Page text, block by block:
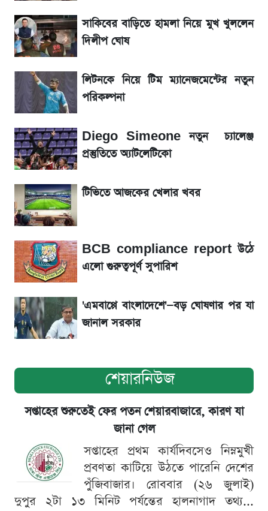
আগামীকালই স্পষ্ট হবে এসএসসি ফল প্রকাশের
তারিখ
তাপমাত্রা নিয়ে নতুন পূর্বাভাস দিল আবহাওয়া অফিস
৬ আগস্ট দেশের বাজারে স্বর্ণের দাম
রবির বড় সাফল্য! আয় কম বাড়লেও রেকর্ড মুনাফা ও
গ্রাহক বৃদ্ধি
শেয়ার বিজকে লিগ্যাল নোটিশ পাঠাল রবি, শুরু নতুন
বিতর্ক
সৌদিতে বাংলাদেশিদের আকামা নবায়নে বদলে গেল
নিয়ম
সাকিবের বাড়িতে হামলা নিয়ে মুখ খুললেন
দিলীপ ঘোষ
লিটনকে নিয়ে টিম ম্যানেজমেন্টের নতুন
পরিকল্পনা
Diego Simeone নতুন চ্যালেঞ্জ
প্রস্তুতিতে অ্যাটলেটিকো
টিভিতে আজকের খেলার খবর
BCB compliance report উঠে
এলো গুরুত্বপূর্ণ সুপারিশ
'এমবাপ্পে বাংলাদেশে'—বড় ঘোষণার পর যা
জানাল সরকার
শেয়ারনিউজ
সপ্তাহের শুরুতেই ফের পতন শেয়ারবাজারে, কারণ যা
জানা গেল
সপ্তাহের প্রথম কার্যদিবসেও নিম্নমুখী
প্রবণতা কাটিয়ে উঠতে পারেনি দেশের
পুঁজিবাজার। রোববার (২৬ জুলাই)
দুপুর ২টা ১৩ মিনিট পর্যন্তের হালনাগাদ তথ্য...